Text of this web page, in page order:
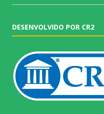
DESENVOLVIDO POR CR2